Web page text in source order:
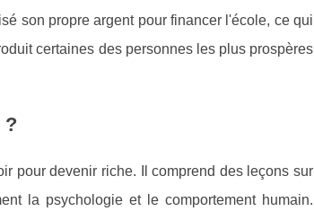
son propre argent pour financer l'école, ce qui
certaines des personnes les plus prospères
?
pour devenir riche. Il comprend des leçons sur
la psychologie et le comportement humain.